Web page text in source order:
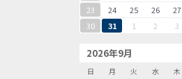
23
24 25 26 27
30
31 1 2 3
2026年9月
日 月 火 水 木